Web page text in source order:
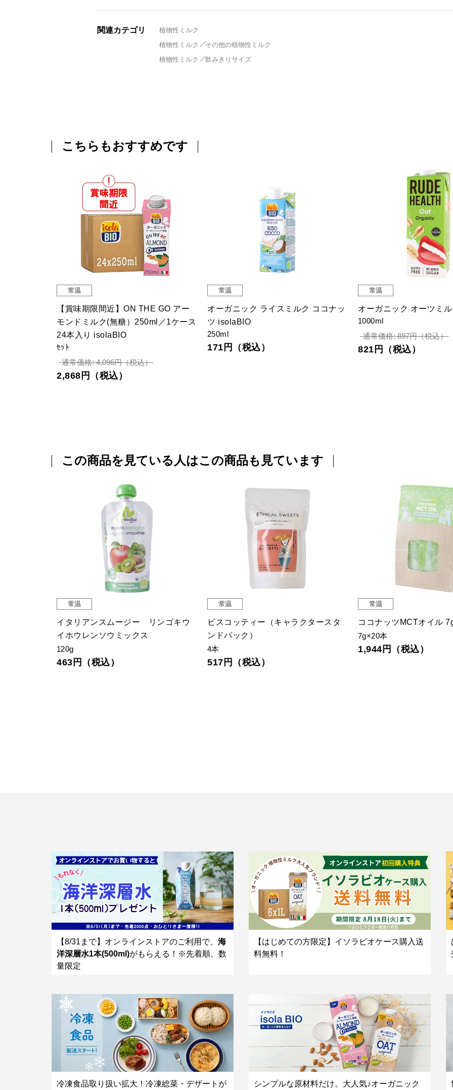
関連カテゴリ
植物性ミルク
植物性ミルク
その他の植物性ミルク
植物性ミルク
飲みきりサイズ
こちらもおすすめです
常温
【賞味期限間近】ON THE GO アー
モンドミルク(無糖）250ml／1ケース
24本入り isolaBIO
ｾｯﾄ
通常価格: 4,096円（税込）
2,868円（税込）
常温
オーガニック ライスミルク ココナッ
ツ isolaBIO
250ml
171円（税込）
常温
オーガニック オーツミ
1000ml
通常価格: 897円（税込）
821円（税込）
この商品を見ている人はこの商品も見ています
常温
イタリアンスムージー リンゴキウ
イホウレンソウミックス
120g
463円（税込）
常温
ビスコッティー（キャラクタースタ
ンドパック）
4本
517円（税込）
常温
ココナッツMCTオイル
7g×20本
1,944円（税込）
【8/31まで】オンラインストアのご利用で、 海
洋深層水1本(500ml)がもらえる！※先着順、数
量限定
【はじめての方限定】イソラビオケース購入送
料無料！
冷凍食品取り扱い拡大！冷凍総菜・デザートが シンプルな原材料だけ。大人気♪オーガニック